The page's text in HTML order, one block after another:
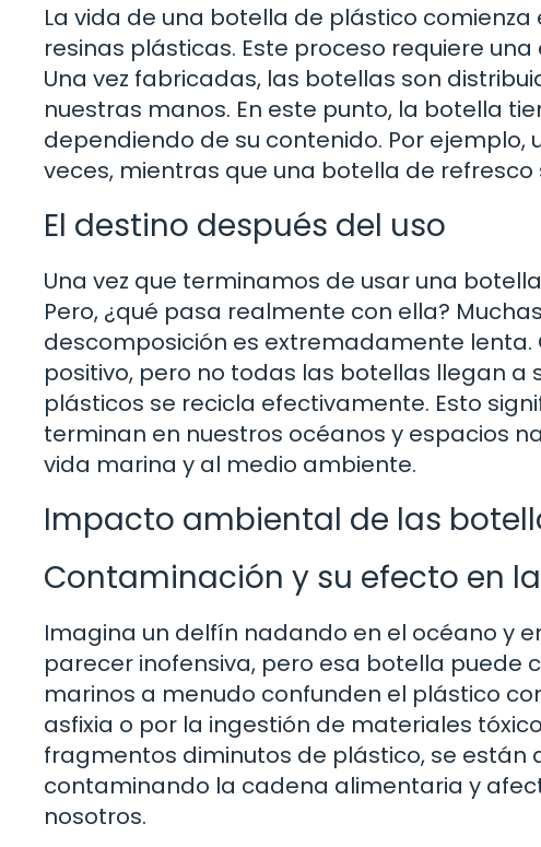
La vida de una botella de plástico
resinas plásticas. Este proceso requiere
Una vez fabricadas, las botellas son
nuestras manos. En este punto, la botella
dependiendo de su contenido. Por
veces, mientras que una botella de
El destino después del uso
Una vez que terminamos de usar una
Pero, ¿qué pasa realmente con ella?
descomposición es extremadamente lenta.
positivo, pero no todas las botellas llegan
plásticos se recicla efectivamente. Esto
terminan en nuestros océanos y espacios
vida marina y al medio ambiente.
Impacto ambiental de las
Contaminación y su efecto en
Imagina un delfín nadando en el océano y
parecer inofensiva, pero esa botella puede
marinos a menudo confunden el plástico
asfixia o por la ingestión de materiales
fragmentos diminutos de plástico, se están
contaminando la cadena alimentaria y
nosotros.